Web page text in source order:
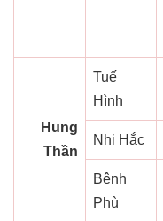
Hung
Thần
Tuế
Hình
Nhị Hắc
Bệnh
Phù